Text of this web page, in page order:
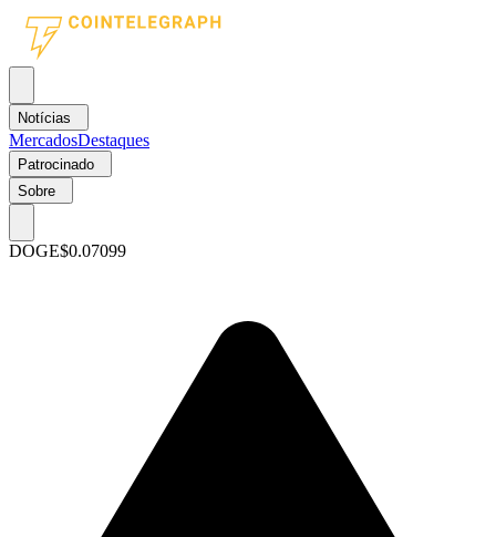
Notícias
MercadosDestaques
Patrocinado
Sobre
DOGE$0.07099